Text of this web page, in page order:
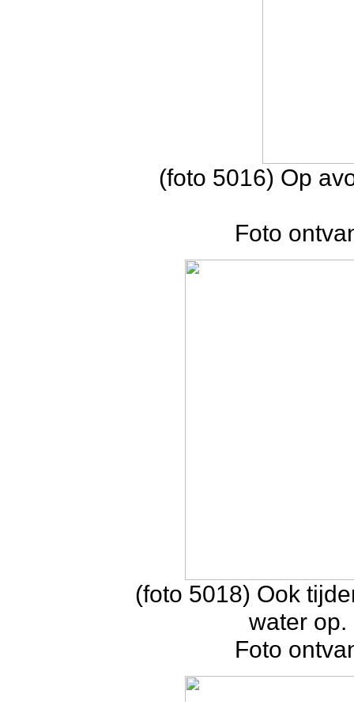
(foto 5016) Op
Foto
(foto 5018) Ook
water op.
Foto